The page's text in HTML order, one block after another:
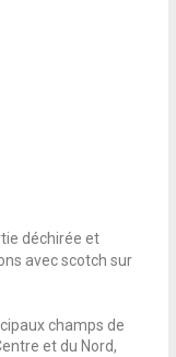
déchirée et
avec scotch sur
champs de
et du Nord,